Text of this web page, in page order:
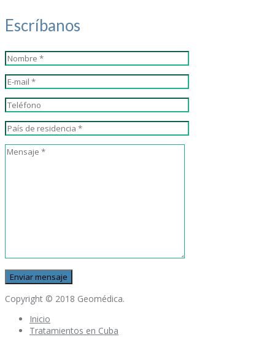
Escríbanos
Copyright © 2018 Geomédica.
Inicio
Tratamientos en Cuba